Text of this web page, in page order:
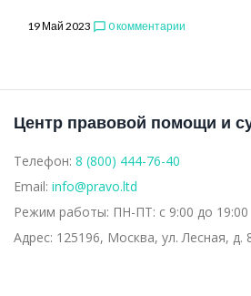
19 Май 2023 chat_bubble_outline 0 комментарии
Центр правовой помощи и
Телефон: 8 (800) 444-76-40
Email: info@pravo.ltd
Режим работы: ПН-ПТ: с 9:00 до 19:00
Адрес: 125196, Москва, ул. Лесная, д.